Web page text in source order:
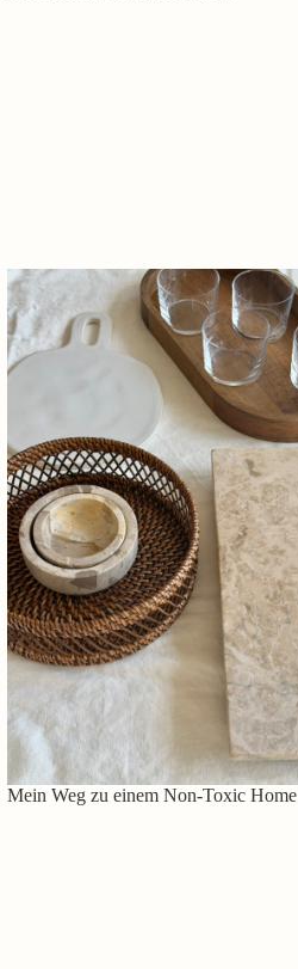
Mein Weg zu einem Non-Toxic Home